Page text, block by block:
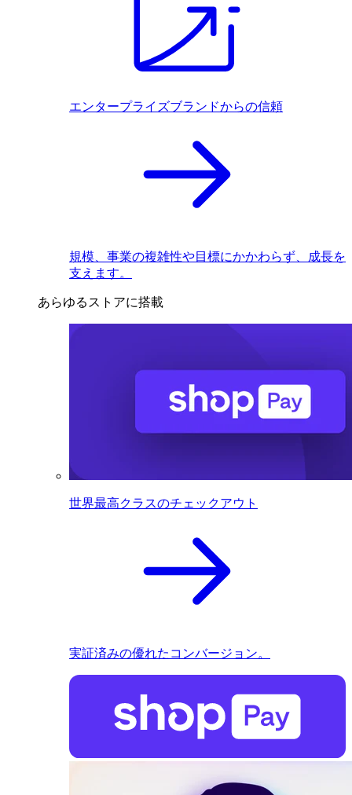
エンタープライズブランドからの信頼
規模、事業の複雑性や目標にかかわらず、成長を
支えます。
あらゆるストアに搭載
世界最高クラスのチェックアウト
実証済みの優れたコンバージョン。